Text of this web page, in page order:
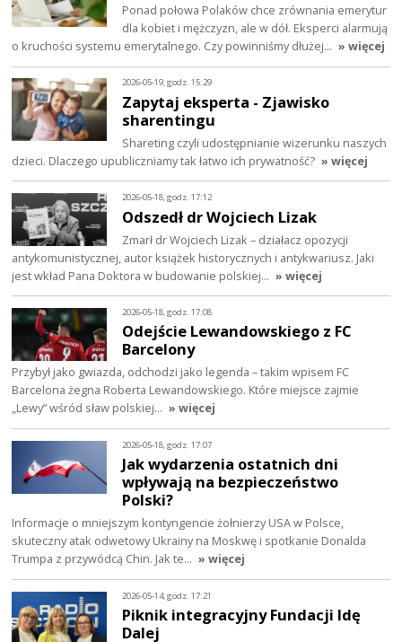
Ponad połowa Polaków chce zrównania emerytur
dla kobiet i mężczyzn, ale w dół. Eksperci alarmują
o kruchości systemu emerytalnego. Czy powinniśmy dłużej… » więcej
2026-05-19, godz. 15:29
Zapytaj eksperta - Zjawisko
sharentingu
Shareting czyli udostępnianie wizerunku naszych
dzieci. Dlaczego upubliczniamy tak łatwo ich prywatność? » więcej
2026-05-18, godz. 17:12
Odszedł dr Wojciech Lizak
Zmarł dr Wojciech Lizak – działacz opozycji
antykomunistycznej, autor książek historycznych i antykwariusz. Jaki
jest wkład Pana Doktora w budowanie polskiej… » więcej
2026-05-18, godz. 17:08
Odejście Lewandowskiego z FC
Barcelony
Przybył jako gwiazda, odchodzi jako legenda – takim wpisem FC
Barcelona żegna Roberta Lewandowskiego. Które miejsce zajmie
„Lewy” wśród sław polskiej… » więcej
2026-05-18, godz. 17:07
Jak wydarzenia ostatnich dni
wpływają na bezpieczeństwo
Polski?
Informacje o mniejszym kontyngencie żołnierzy USA w Polsce,
skuteczny atak odwetowy Ukrainy na Moskwę i spotkanie Donalda
Trumpa z przywódcą Chin. Jak te… » więcej
2026-05-14, godz. 17:21
Piknik integracyjny Fundacji Idę
Dalej